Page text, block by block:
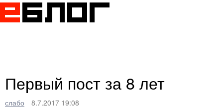
Первый пост за 8 лет
слабо
8.7.2017 19:08